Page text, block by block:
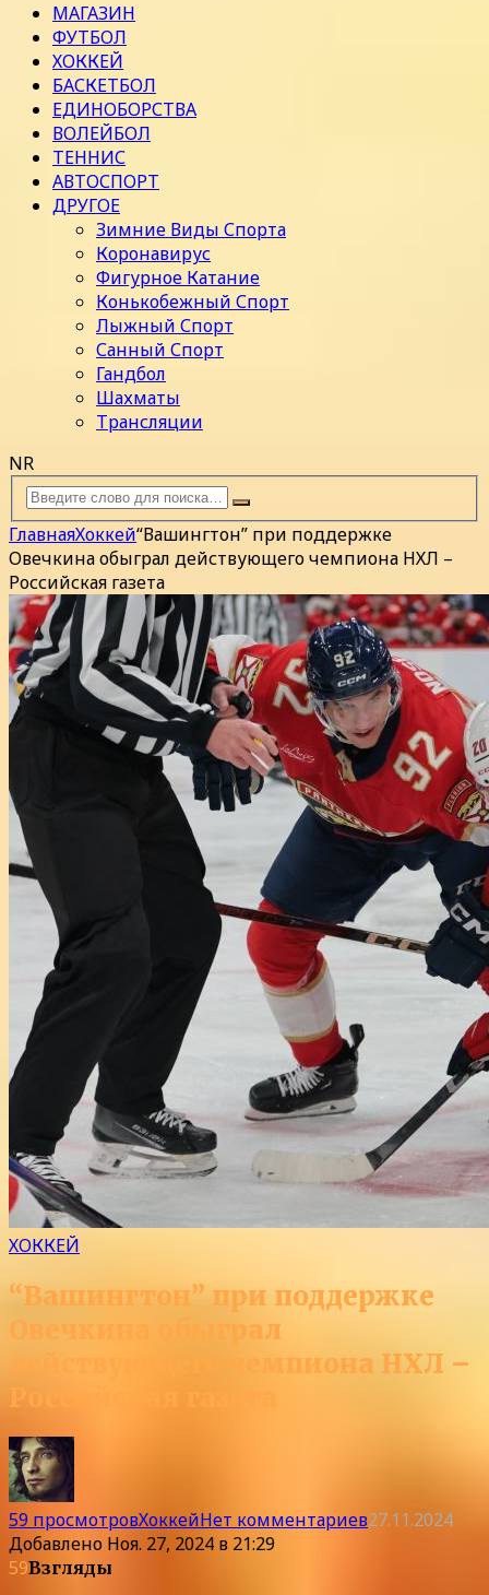
МАГАЗИН
ФУТБОЛ
ХОККЕЙ
БАСКЕТБОЛ
ЕДИНОБОРСТВА
ВОЛЕЙБОЛ
ТЕННИС
АВТОСПОРТ
ДРУГОЕ
Зимние Виды Спорта
Коронавирус
Фигурное Катание
Конькобежный Спорт
Лыжный Спорт
Санный Спорт
Гандбол
Шахматы
Трансляции
NR
ГлавнаяХоккей“Вашингтон” при поддержке
Овечкина обыграл действующего чемпиона НХЛ –
Российская газета
ХОККЕЙ
“Вашингтон” при поддержке
Овечкина обыграл
действующего чемпиона НХЛ –
59 просмотровХоккейНет комментариев27.11.2024
Добавлено Ноя. 27, 2024 в 21:29
59Взгляды